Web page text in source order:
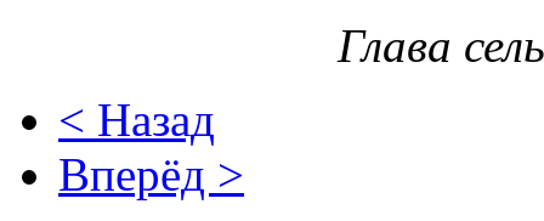
Глава
< Назад
Вперёд >